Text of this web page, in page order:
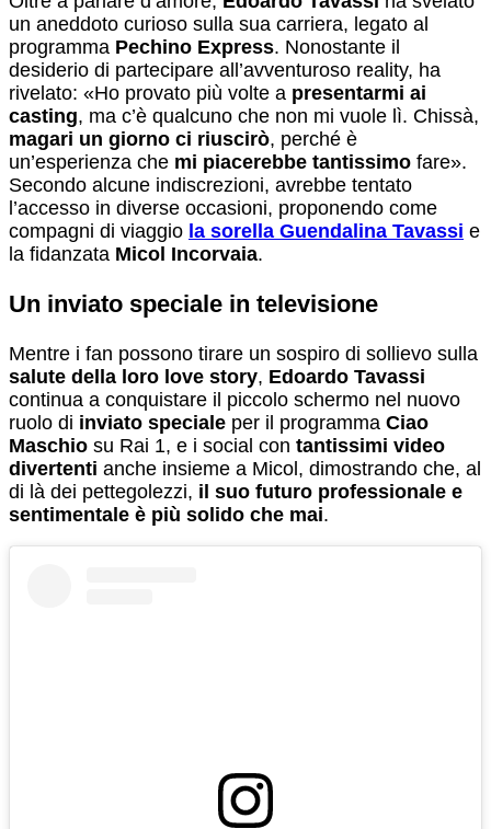
un aneddoto curioso sulla sua carriera, legato al
programma Pechino Express. Nonostante il
desiderio di partecipare all’avventuroso reality, ha
rivelato: «Ho provato più volte a presentarmi ai
casting, ma c’è qualcuno che non mi vuole lì. Chissà,
magari un giorno ci riuscirò, perché è
un’esperienza che mi piacerebbe tantissimo fare».
Secondo alcune indiscrezioni, avrebbe tentato
l’accesso in diverse occasioni, proponendo come
compagni di viaggio la sorella Guendalina Tavassi e
la fidanzata Micol Incorvaia.
Un inviato speciale in televisione
Mentre i fan possono tirare un sospiro di sollievo sulla
salute della loro love story, Edoardo Tavassi
continua a conquistare il piccolo schermo nel nuovo
ruolo di inviato speciale per il programma Ciao
Maschio su Rai 1, e i social con tantissimi video
divertenti anche insieme a Micol, dimostrando che, al
di là dei pettegolezzi, il suo futuro professionale e
sentimentale è più solido che mai.